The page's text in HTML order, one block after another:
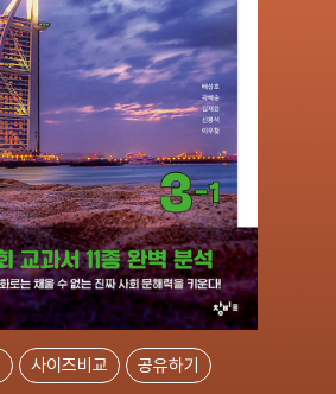
사이즈비교 공유하기